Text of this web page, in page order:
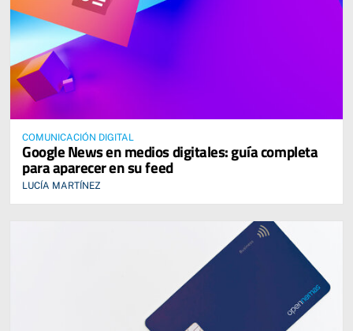
COMUNICACIÓN DIGITAL
Google News en medios digitales: guía completa
para aparecer en su feed
LUCÍA MARTÍNEZ